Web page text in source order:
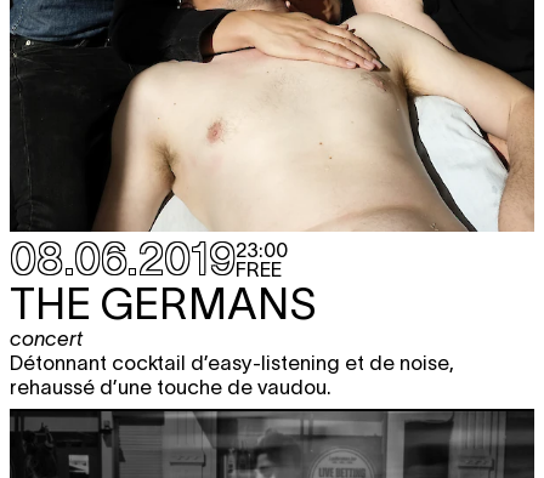
08.06.201923:00
FREE
THE GERMANS
concert
Détonnant cocktail d’easy-listening et de noise,
rehaussé d’une touche de vaudou.